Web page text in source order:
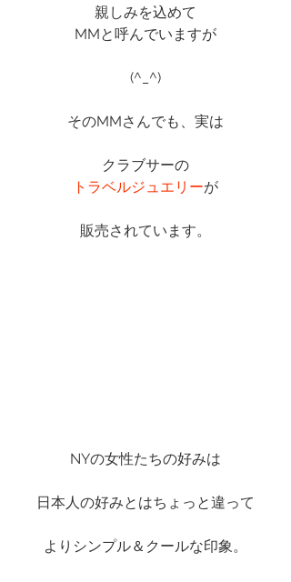
親しみを込めて
MMと呼んでいますが
(^_^)
そのMMさんでも、実は
クラブサーの
トラベルジュエリーが
販売されています。
NYの女性たちの好みは
日本人の好みとはちょっと違って
よりシンプル＆クールな印象。